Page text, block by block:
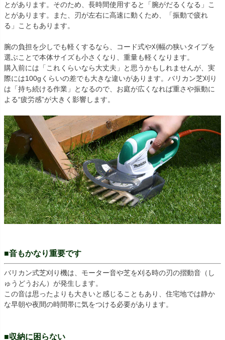
とがあります。そのため、長時間使用すると「腕がだるくなる」こ
とがあります。また、刃が左右に高速に動くため、「振動で疲れ
る」こともあります。
腕の負担を少しでも軽くするなら、コード式や刈幅の狭いタイプを
選ぶことで本体サイズも小さくなり、重量も軽くなります。
購入前には「これくらいなら大丈夫」と思うかもしれませんが、実
際には100gくらいの差でも大きな違いがあります。バリカン芝刈り
は「持ち続ける作業」となるので、お庭が広くなれば重さや振動に
よる“疲労感”が大きく影響します。
■音もかなり重要です
バリカン式芝刈り機は、モーター音や芝を刈る時の刃の摺動音（し
ゅうどうおん）が発生します。
この音は思ったよりも大きいと感じることもあり、住宅地では静か
な早朝や夜間の時間帯に気をつける必要があります。
■収納に困らない